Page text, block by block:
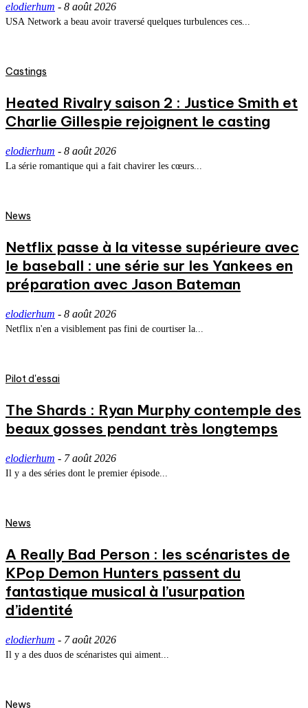
elodierhum - 8 août 2026
USA Network a beau avoir traversé quelques turbulences ces...
Castings
Heated Rivalry saison 2 : Justice Smith et
Charlie Gillespie rejoignent le casting
elodierhum - 8 août 2026
La série romantique qui a fait chavirer les cœurs...
News
Netflix passe à la vitesse supérieure avec
le baseball : une série sur les Yankees en
préparation avec Jason Bateman
elodierhum - 8 août 2026
Netflix n'en a visiblement pas fini de courtiser la...
Pilot d'essai
The Shards : Ryan Murphy contemple des
beaux gosses pendant très longtemps
elodierhum - 7 août 2026
Il y a des séries dont le premier épisode...
News
A Really Bad Person : les scénaristes de
KPop Demon Hunters passent du
fantastique musical à l’usurpation
d’identité
elodierhum - 7 août 2026
Il y a des duos de scénaristes qui aiment...
News